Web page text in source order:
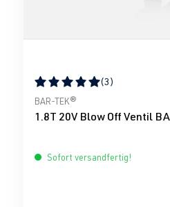
Durchschnittliche
(3)
BAR-TEK®
1.8T 20V Blow Off Ventil
Sofort versandfertig!